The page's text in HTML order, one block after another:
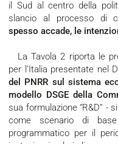
il Sud al centro della
slancio al processo di
spesso accade, le
La Tavola 2 riporta le proiezioni di crescita di medio periodo
per l’Italia presentate nel
del PNRR sul sistema
modello DSGE della
sua formulazione “R&D” -
come scenario di
programmatico per il